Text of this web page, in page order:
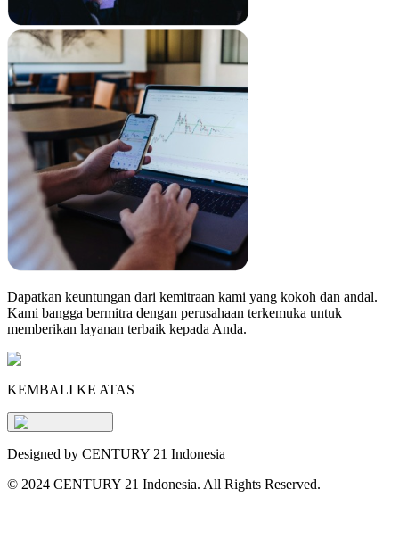
Dapatkan keuntungan dari kemitraan kami yang kokoh dan andal.
Kami bangga bermitra dengan perusahaan terkemuka untuk
memberikan layanan terbaik kepada Anda.
KEMBALI KE ATAS
Designed by CENTURY 21 Indonesia
© 2024 CENTURY 21 Indonesia. All Rights Reserved.